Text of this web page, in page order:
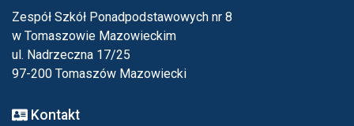
Zespół Szkół Ponadpodstawowych nr 8
w Tomaszowie Mazowieckim
ul. Nadrzeczna 17/25
97-200 Tomaszów Mazowiecki
Kontakt